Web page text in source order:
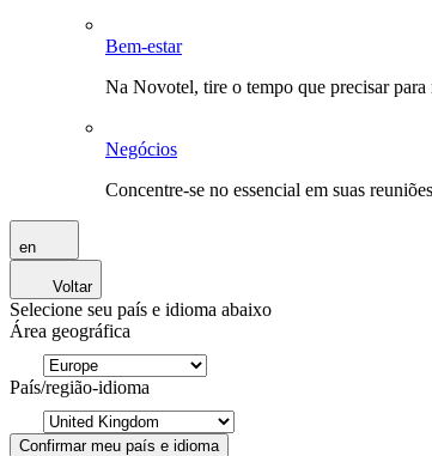
Bem-estar
Na Novotel, tire o tempo que precisar para
Negócios
Concentre-se no essencial em suas
en
Voltar
Selecione seu país e idioma abaixo
Área geográfica
País/região-idioma
Confirmar meu país e idioma